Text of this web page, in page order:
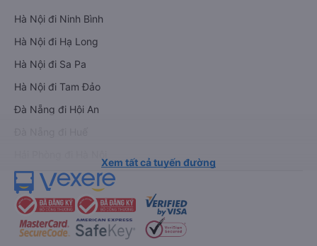
Hà Nội đi Ninh Bình
Hà Nội đi Hạ Long
Hà Nội đi Sa Pa
Hà Nội đi Tam Đảo
Đà Nẵng đi Hội An
Xem tất cả tuyến đường